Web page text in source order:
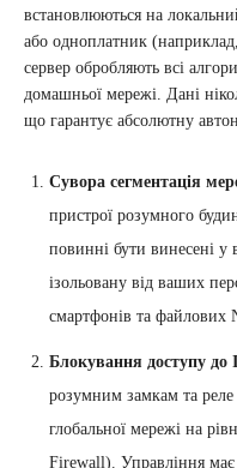
встановлюються на
або одноплатник
сервер обробляють всі
домашньої мережі. Дані
що гарантує абсолютну
Сувора сегментація
пристрої розумного
повинні бути винесені у
ізольовану від ваших
смартфонів та файлових
Блокування доступу до
розумним замкам та реле
глобальної мережі на
Firewall). Управління має